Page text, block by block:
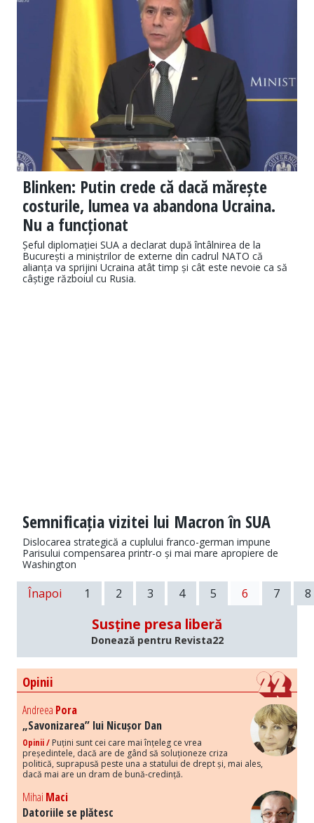
Blinken: Putin crede că dacă mărește
costurile, lumea va abandona Ucraina.
Nu a funcționat
Șeful diplomației SUA a declarat după întâlnirea de la
București a miniștrilor de externe din cadrul NATO că
alianța va sprijini Ucraina atât timp și cât este nevoie ca să
câștige războiul cu Rusia.
Semnificația vizitei lui Macron în SUA
Dislocarea strategică a cuplului franco-german impune
Parisului compensarea printr-o și mai mare apropiere de
Washington
Înapoi 1 2 3 4 5 6 7 8
Susține presa liberă
Donează pentru Revista22
Opinii
Andreea Pora
„Savonizarea” lui Nicușor Dan
Opinii / Puțini sunt cei care mai înțeleg ce vrea
președintele, dacă are de gând să soluționeze criza
politică, suprapusă peste una a statului de drept și, mai ales,
dacă mai are un dram de bună-credință.
Mihai Maci
Datoriile se plătesc